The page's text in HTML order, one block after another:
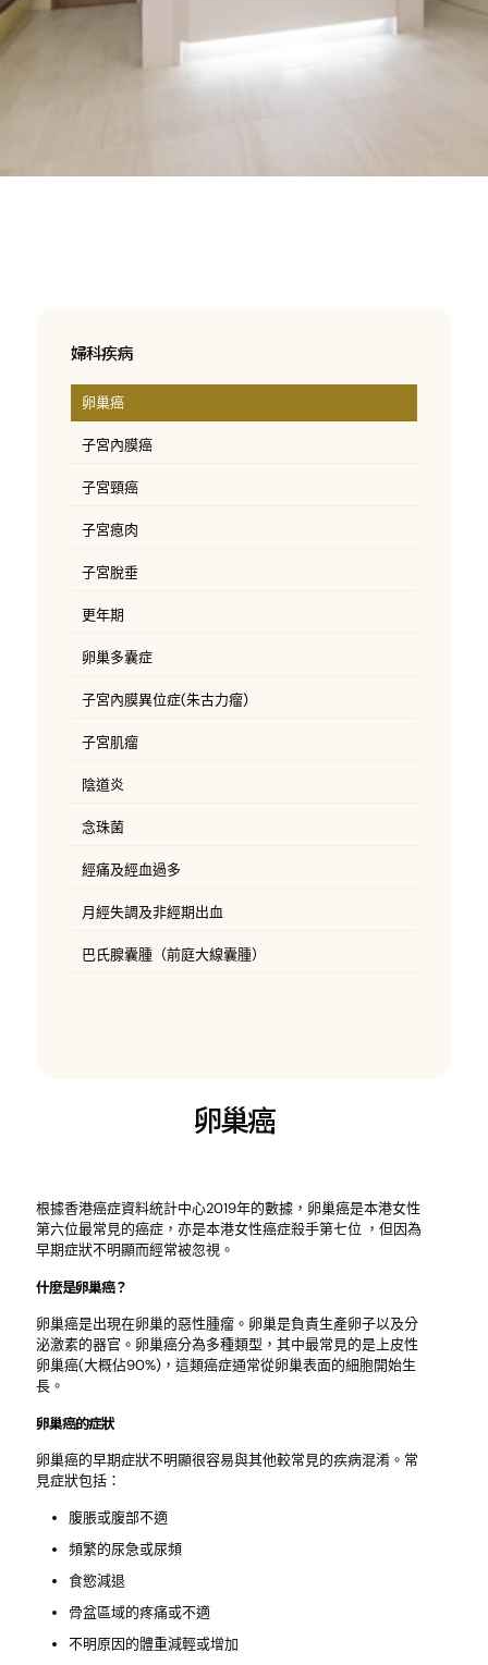
卵巢癌
根據香港癌症資料統計中心2019年的數據，卵巢癌是本港女性
第六位最常見的癌症，亦是本港女性癌症殺手第七位 ，但因為
早期症狀不明顯而經常被忽視。
什麼是卵巢癌？
卵巢癌是出現在卵巢的惡性腫瘤。卵巢是負責生產卵子以及分
泌激素的器官。卵巢癌分為多種類型，其中最常見的是上皮性
卵巢癌(大概佔90%)，這類癌症通常從卵巢表面的細胞開始生
長。
卵巢癌的症狀
卵巢癌的早期症狀不明顯很容易與其他較常見的疾病混淆。常
見症狀包括：
腹脹或腹部不適
頻繁的尿急或尿頻
食慾減退
骨盆區域的疼痛或不適
不明原因的體重減輕或增加
婦科疾病
卵巢癌
子宮內膜癌
子宮頸癌
子宮瘜肉
子宮脫垂
更年期
卵巢多囊症
子宮內膜異位症(朱古力瘤)
子宮肌瘤
陰道炎
念珠菌
經痛及經血過多
月經失調及非經期出血
巴氏腺囊腫（前庭大線囊腫）